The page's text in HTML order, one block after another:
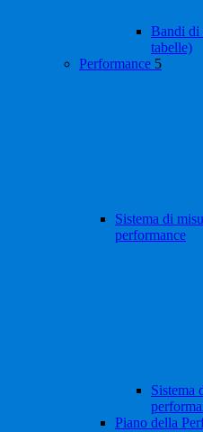
Bandi di
tabelle)
Performance 5
Sistema di
performance
Sistema
Piano della